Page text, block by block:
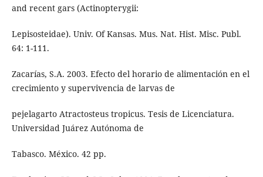
and recent gars (Actinopterygii:
Lepisosteidae). Univ. Of Kansas. Mus. Nat. Hist. Misc. Publ.
64: 1-111.
Zacarías, S.A. 2003. Efecto del horario de alimentación en el
crecimiento y supervivencia de larvas de
pejelagarto Atractosteus tropicus. Tesis de Licenciatura.
Universidad Juárez Autónoma de
Tabasco. México. 42 pp.